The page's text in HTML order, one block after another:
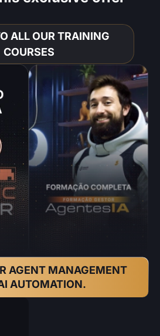
ALL OUR TRAINING
COURSES
AGENT MANAGEMENT
AUTOMATION.